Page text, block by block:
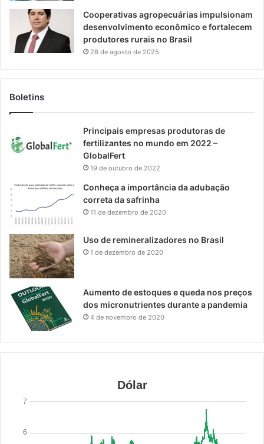
Cooperativas agropecuárias impulsionam
desenvolvimento econômico e fortalecem
produtores rurais no Brasil
28 de agosto de 2025
Boletins
Principais empresas produtoras de
fertilizantes no mundo em 2022 –
GlobalFert
19 de outubro de 2022
Conheça a importância da adubação
correta da safrinha
11 de dezembro de 2020
Uso de remineralizadores no Brasil
1 de dezembro de 2020
Aumento de estoques e queda nos preços
dos micronutrientes durante a pandemia
4 de novembro de 2020